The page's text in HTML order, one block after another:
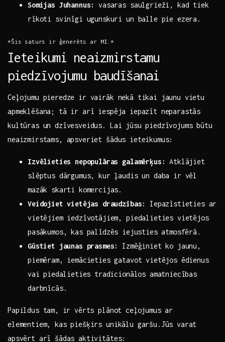
Somijas Juhannus:
vasaras saulgrieži, kad tiek
rīkoti svinīgi ugunskuri un balle pie ezera.
*Šis saturs ir ģenerēts ar MI.*
Ieteikumi neaizmirstamu‌
piedzīvojumu baudīšanai
Ceļojumu pieredze ir vairāk nekā tikai jaunu vietu
apmeklēšana; tā ir arī iespēja iepazīt neparastās
kultūras un dzīvesveidus. Lai jūsu piedzīvojums būtu
neaizmirstams, apsveriet šādus ieteikumus:
Izvēlieties nepopulāras galamērķus: Atklājiet⁤
slēptus ‍dārgumus, kur ļaudis un daba ir vēl
mazāk skarti komercijas.
Veidojiet ‌vietējas draudzības:
Iepazīstieties ar
vietējiem iedzīvotājiem, piedalieties vietējos
pasākumos, kas palīdzēs ⁢iejusties atmosfērā.
Gūstiet jaunas prasmes:
Izmēģiniet ko‌ jaunu,
piemēram, iemācieties gatavot vietējos ēdienus
vai⁢ piedalieties tradicionālos amatniecības
darbnīcās.
Papildus tam, ⁤ir vērts plānot ceļojumus ar
elementiem, kas piešķirs unikālu garšu.Jūs varat
apsvērt arī šādas ​aktivitātes: